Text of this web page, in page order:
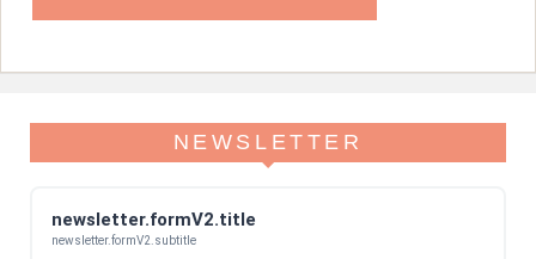
NEWSLETTER
newsletter.formV2.title
newsletter.formV2.subtitle